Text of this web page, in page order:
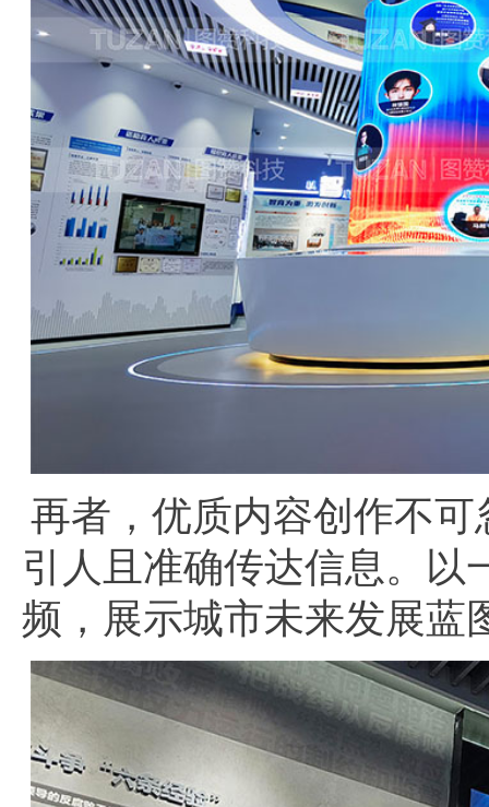
再者，优质内容创作不
引人且准确传达信息。以
频，展示城市未来发展蓝